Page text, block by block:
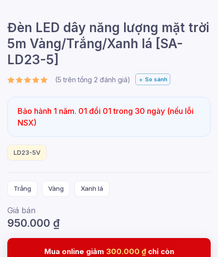
Đèn LED dây năng lượng mặt trời
5m Vàng/Trắng/Xanh lá [SA-
LD23-5]
(5 trên tổng 2 đánh giá) So sánh
Bảo hành 1 năm. 01 đổi 01 trong 30 ngày (nếu lỗi
NSX)
LD23-5V
Trắng Vàng Xanh lá
Giá bán
950.000 ₫
Mua online giảm 300.000 ₫chỉ còn